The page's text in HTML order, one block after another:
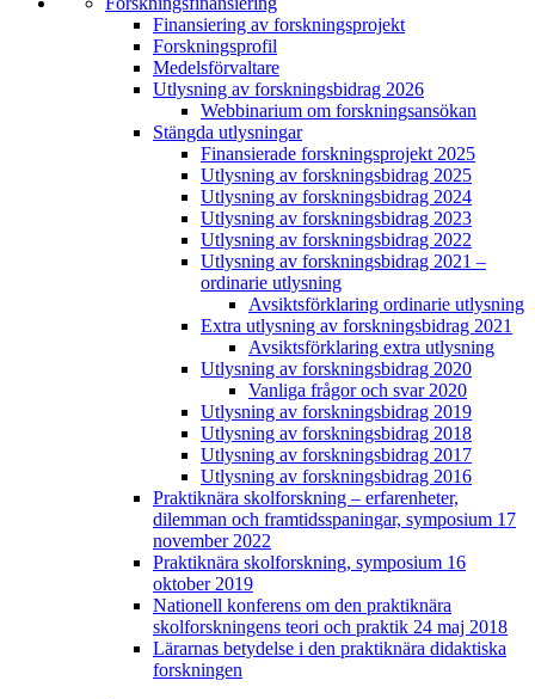
Finansiering av forskningsprojekt
Forskningsprofil
Medelsförvaltare
Utlysning av forskningsbidrag 2026
Webbinarium om forskningsansökan
Stängda utlysningar
Finansierade forskningsprojekt 2025
Utlysning av forskningsbidrag 2025
Utlysning av forskningsbidrag 2024
Utlysning av forskningsbidrag 2023
Utlysning av forskningsbidrag 2022
Utlysning av forskningsbidrag 2021 –
ordinarie utlysning
Avsiktsförklaring ordinarie utlysning
Extra utlysning av forskningsbidrag 2021
Avsiktsförklaring extra utlysning
Utlysning av forskningsbidrag 2020
Vanliga frågor och svar 2020
Utlysning av forskningsbidrag 2019
Utlysning av forskningsbidrag 2018
Utlysning av forskningsbidrag 2017
Utlysning av forskningsbidrag 2016
Praktiknära skolforskning – erfarenheter,
dilemman och framtidsspaningar, symposium 17
november 2022
Praktiknära skolforskning, symposium 16
oktober 2019
Nationell konferens om den praktiknära
skolforskningens teori och praktik 24 maj 2018
Lärarnas betydelse i den praktiknära didaktiska
forskningen